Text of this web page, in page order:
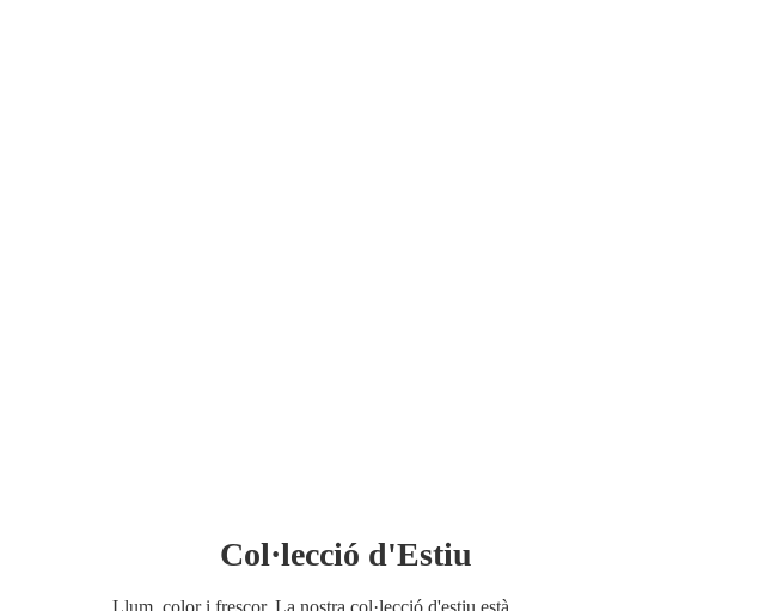
Col·lecció d'Estiu